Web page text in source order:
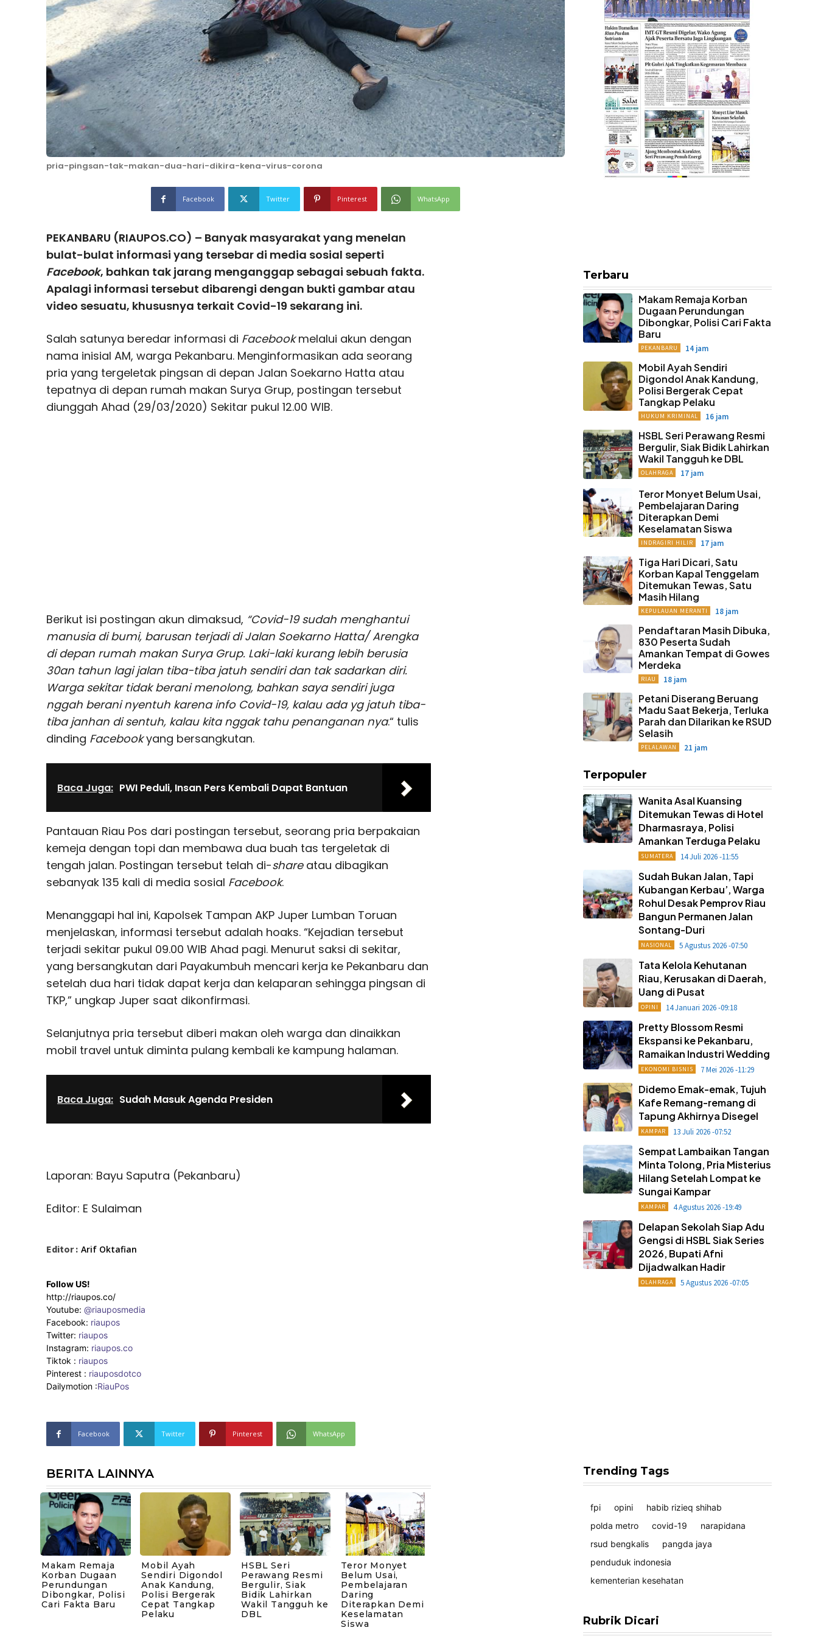
pria-pingsan-tak-makan-dua-hari-dikira-kena-virus-corona
Facebook Twitter Pinterest WhatsApp
PEKANBARU (RIAUPOS.CO) – Banyak masyarakat yang menelan
bulat-bulat informasi yang tersebar di media sosial seperti
Facebook, bahkan tak jarang menganggap sebagai sebuah fakta.
Apalagi informasi tersebut dibarengi dengan bukti gambar atau
video sesuatu, khususnya terkait Covid-19 sekarang ini.
Salah satunya beredar informasi di Facebookmelalui akun dengan
nama inisial AM, warga Pekanbaru. Menginformasikan ada seorang
pria yang tergeletak pingsan di depan Jalan Soekarno Hatta atau
tepatnya di depan rumah makan Surya Grup, postingan tersebut
diunggah Ahad (29/03/2020) Sekitar pukul 12.00 WIB.
Berikut isi postingan akun dimaksud, “Covid-19 sudah menghantui
manusia di bumi, barusan terjadi di Jalan Soekarno Hatta/ Arengka
di depan rumah makan Surya Grup. Laki-laki kurang lebih berusia
30an tahun lagi jalan tiba-tiba jatuh sendiri dan tak sadarkan diri.
Warga sekitar tidak berani menolong, bahkan saya sendiri juga
nggah berani nyentuh karena info Covid-19, kalau ada yg jatuh tiba-
tiba janhan di sentuh, kalau kita nggak tahu penanganan nya.“ tulis
dinding Facebookyang bersangkutan.
Baca Juga: PWI Peduli, Insan Pers Kembali Dapat Bantuan
Pantauan Riau Pos dari postingan tersebut, seorang pria berpakaian
kemeja dengan topi dan membawa dua buah tas tergeletak di
tengah jalan. Postingan tersebut telah di-shareatau dibagikan
sebanyak 135 kali di media sosial Facebook.
Menanggapi hal ini, Kapolsek Tampan AKP Juper Lumban Toruan
menjelaskan, informasi tersebut adalah hoaks. “Kejadian tersebut
terjadi sekitar pukul 09.00 WIB Ahad pagi. Menurut saksi di sekitar,
yang bersangkutan dari Payakumbuh mencari kerja ke Pekanbaru dan
setelah dua hari tidak dapat kerja dan kelaparan sehingga pingsan di
TKP,” ungkap Juper saat dikonfirmasi.
Selanjutnya pria tersebut diberi makan oleh warga dan dinaikkan
mobil travel untuk diminta pulang kembali ke kampung halaman.
Baca Juga: Sudah Masuk Agenda Presiden
Laporan: Bayu Saputra (Pekanbaru)
Editor: E Sulaiman
Editor : Arif Oktafian
Follow US!
http://riaupos.co/
Youtube: @riauposmedia
Facebook: riaupos
Twitter: riaupos
Instagram: riaupos.co
Tiktok : riaupos
Pinterest : riauposdotco
Dailymotion :RiauPos
Facebook Twitter Pinterest WhatsApp
BERITA LAINNYA
Makam Remaja
Korban Dugaan
Perundungan
Dibongkar, Polisi
Cari Fakta Baru
Mobil Ayah
Sendiri Digondol
Anak Kandung,
Polisi Bergerak
Cepat Tangkap
Pelaku
HSBL Seri
Perawang Resmi
Bergulir, Siak
Bidik Lahirkan
Wakil Tangguh ke
DBL
Teror Monyet
Belum Usai,
Pembelajaran
Daring
Diterapkan Demi
Keselamatan
Siswa
Terbaru
Makam Remaja Korban
Dugaan Perundungan
Dibongkar, Polisi Cari Fakta
Baru
PEKANBARU 14 jam
Mobil Ayah Sendiri
Digondol Anak Kandung,
Polisi Bergerak Cepat
Tangkap Pelaku
HUKUM KRIMINAL 16 jam
HSBL Seri Perawang Resmi
Bergulir, Siak Bidik Lahirkan
Wakil Tangguh ke DBL
OLAHRAGA 17 jam
Teror Monyet Belum Usai,
Pembelajaran Daring
Diterapkan Demi
Keselamatan Siswa
INDRAGIRI HILIR 17 jam
Tiga Hari Dicari, Satu
Korban Kapal Tenggelam
Ditemukan Tewas, Satu
Masih Hilang
KEPULAUAN MERANTI 18 jam
Pendaftaran Masih Dibuka,
830 Peserta Sudah
Amankan Tempat di Gowes
Merdeka
RIAU 18 jam
Petani Diserang Beruang
Madu Saat Bekerja, Terluka
Parah dan Dilarikan ke RSUD
Selasih
PELALAWAN 21 jam
Terpopuler
Wanita Asal Kuansing
Ditemukan Tewas di Hotel
Dharmasraya, Polisi
Amankan Terduga Pelaku
SUMATERA 14 Juli 2026 -11:55
Sudah Bukan Jalan, Tapi
Kubangan Kerbau’, Warga
Rohul Desak Pemprov Riau
Bangun Permanen Jalan
Sontang-Duri
NASIONAL 5 Agustus 2026 -07:50
Tata Kelola Kehutanan
Riau, Kerusakan di Daerah,
Uang di Pusat
OPINI 14 Januari 2026 -09:18
Pretty Blossom Resmi
Ekspansi ke Pekanbaru,
Ramaikan Industri Wedding
EKONOMI BISNIS 7 Mei 2026 -11:29
Didemo Emak-emak, Tujuh
Kafe Remang-remang di
Tapung Akhirnya Disegel
KAMPAR 13 Juli 2026 -07:52
Sempat Lambaikan Tangan
Minta Tolong, Pria Misterius
Hilang Setelah Lompat ke
Sungai Kampar
KAMPAR 4 Agustus 2026 -19:49
Delapan Sekolah Siap Adu
Gengsi di HSBL Siak Series
2026, Bupati Afni
Dijadwalkan Hadir
OLAHRAGA 5 Agustus 2026 -07:05
Trending Tags
fpi opini
habib rizieq shihab
polda metro
covid-19
narapidana
rsud bengkalis
pangda jaya
penduduk indonesia
kementerian kesehatan
Rubrik Dicari